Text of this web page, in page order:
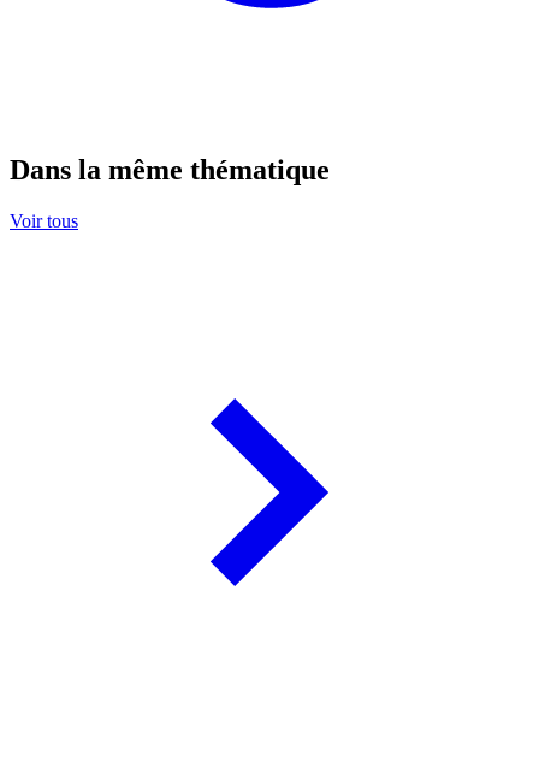
Dans la même thématique
Voir tous